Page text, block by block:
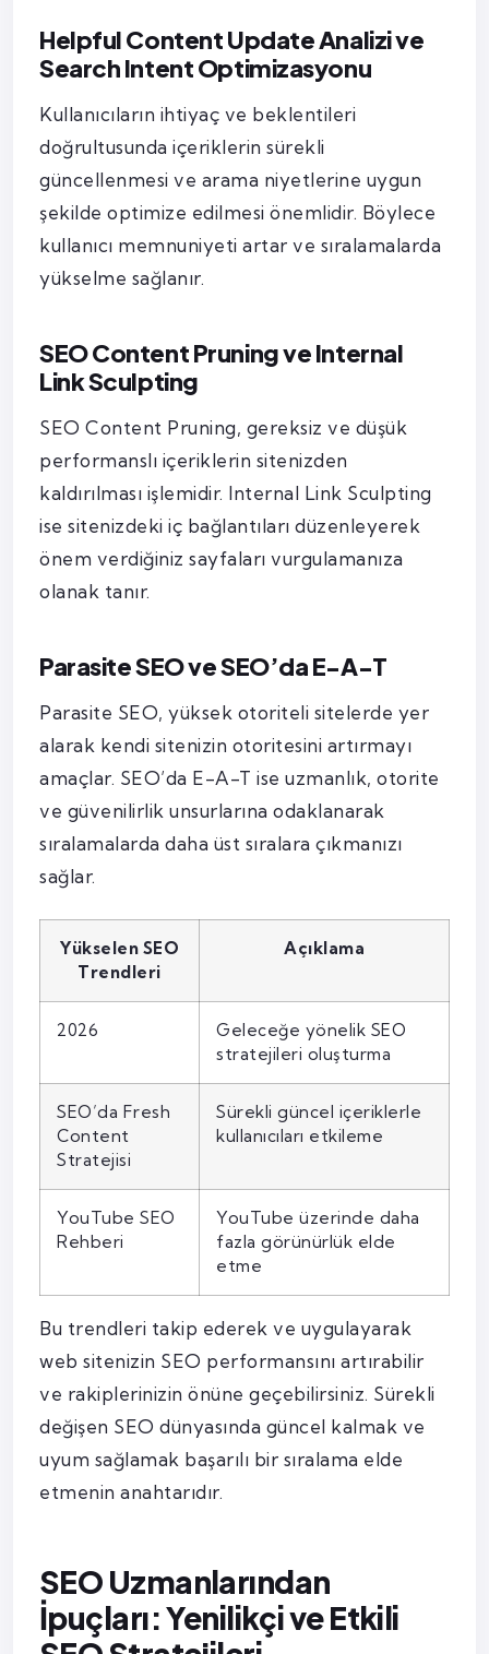
Helpful Content Update Analizi ve
Search Intent Optimizasyonu
Kullanıcıların ihtiyaç ve beklentileri
doğrultusunda içeriklerin sürekli
güncellenmesi ve arama niyetlerine uygun
şekilde optimize edilmesi önemlidir. Böylece
kullanıcı memnuniyeti artar ve sıralamalarda
yükselme sağlanır.
SEO Content Pruning ve Internal
Link Sculpting
SEO Content Pruning, gereksiz ve düşük
performanslı içeriklerin sitenizden
kaldırılması işlemidir. Internal Link Sculpting
ise sitenizdeki iç bağlantıları düzenleyerek
önem verdiğiniz sayfaları vurgulamanıza
olanak tanır.
Parasite SEO ve SEO’da E-A-T
Parasite SEO, yüksek otoriteli sitelerde yer
alarak kendi sitenizin otoritesini artırmayı
amaçlar. SEO’da E-A-T ise uzmanlık, otorite
ve güvenilirlik unsurlarına odaklanarak
sıralamalarda daha üst sıralara çıkmanızı
sağlar.
Yükselen SEO
Trendleri
Açıklama
2026
Geleceğe yönelik SEO
stratejileri oluşturma
SEO’da Fresh
Content
Stratejisi
Sürekli güncel içeriklerle
kullanıcıları etkileme
YouTube SEO
Rehberi
YouTube üzerinde daha
fazla görünürlük elde
etme
Bu trendleri takip ederek ve uygulayarak
web sitenizin SEO performansını artırabilir
ve rakiplerinizin önüne geçebilirsiniz. Sürekli
değişen SEO dünyasında güncel kalmak ve
uyum sağlamak başarılı bir sıralama elde
etmenin anahtarıdır.
SEO Uzmanlarından
İpuçları: Yenilikçi ve Etkili